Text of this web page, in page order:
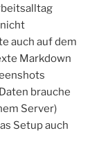
auch auf dem
Markdown
brauche
Server)
Setup auch